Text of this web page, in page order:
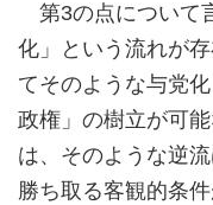
第3の点について
化」という流れが
てそのような与党
政権」の樹立が可
は、そのような逆
勝ち取る客観的条